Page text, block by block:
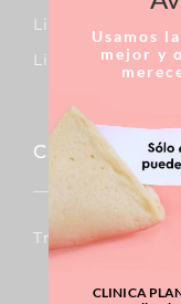
Limfedema
Lipedema
Capil·lar
Usamos
mejor y
CLINICA